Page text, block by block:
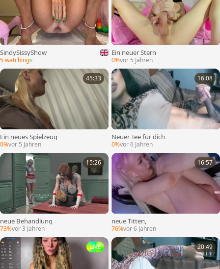
SindySissyShow
5 watching
Ein neuer Stern
0%vor 5 Jahren
45:33
Ein neues Spielzeug
0%vor 5 Jahren
16:08
Neuer Tee für dich
0%vor 6 Jahren
15:26
neue Behandlung
73%vor 3 Jahren
16:57
neue Titten,
76%vor 6 Jahren
LIVE 20:49